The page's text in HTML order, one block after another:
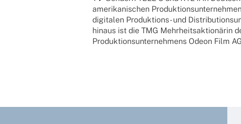
ameri­­ka­­ni­­schen
digi­ta­len Produk­­ti­ons- und
hinaus ist die TMG Mehrheitsaktionärin
Produk­ti­ons­un­ter­neh­mens Odeon Film